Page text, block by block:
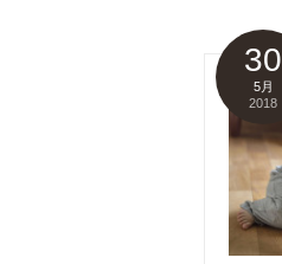
30
5月
2018